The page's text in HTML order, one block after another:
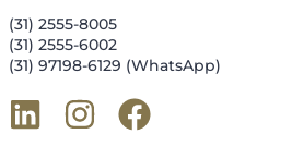
(31) 2555-8005
(31) 2555-6002
(31) 97198-6129 (WhatsApp)